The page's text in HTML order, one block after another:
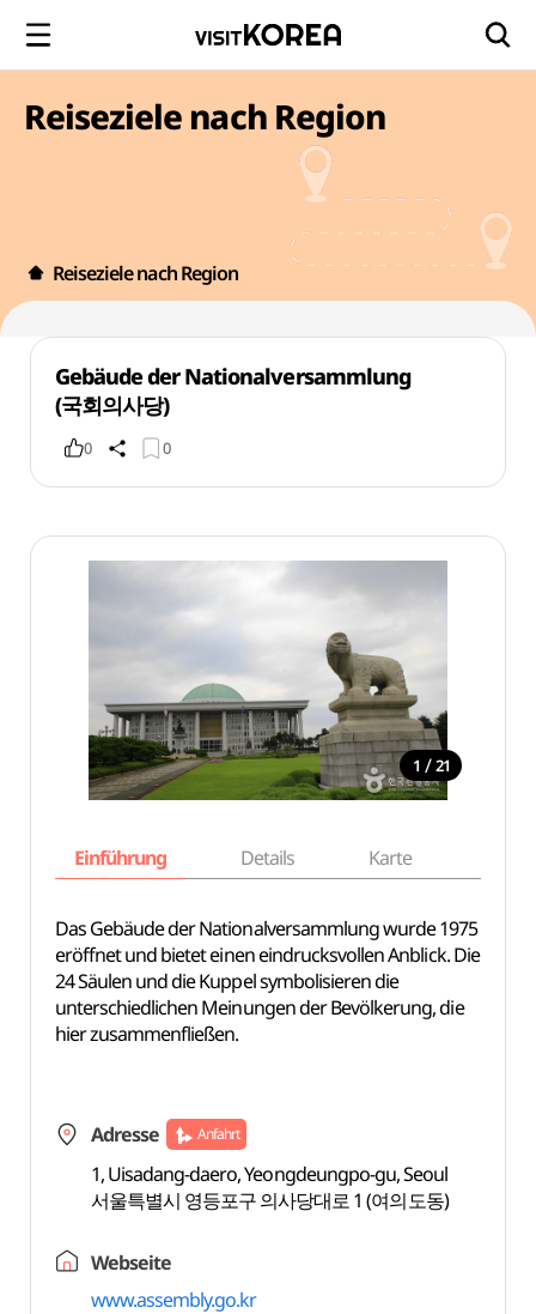
Reiseziele nach Region
Reiseziele nach Region
Gebäude der Nationalversammlung
(국회의사당)
0 0
1 / 21
Einführung Details Karte
Das Gebäude der Nationalversammlung wurde 1975
eröffnet und bietet einen eindrucksvollen Anblick. Die
24 Säulen und die Kuppel symbolisieren die
unterschiedlichen Meinungen der Bevölkerung, die
hier zusammenfließen.
Adresse Anfahrt
1, Uisadang-daero, Yeongdeungpo-gu, Seoul
서울특별시 영등포구 의사당대로 1 (여의도동)
Webseite
www.assembly.go.kr